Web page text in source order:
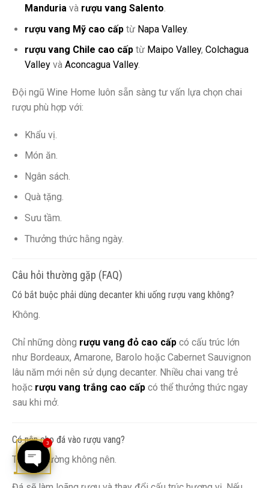
Manduriavà rượu vang Salento.
rượu vang Mỹ cao cấptừ Napa Valley.
rượu vang Chile cao cấptừ Maipo Valley, Colchagua
Valleyvà Aconcagua Valley.
Đội ngũ Wine Home luôn sẵn sàng tư vấn lựa chọn chai
rượu phù hợp với:
Khẩu vị.
Món ăn.
Ngân sách.
Quà tặng.
Sưu tầm.
Thưởng thức hằng ngày.
Câu hỏi thường gặp (FAQ)
Có bắt buộc phải dùng decanter khi uống rượu vang không?
Không.
Chỉ những dòng rượu vang đỏ cao cấp có cấu trúc lớn
như Bordeaux, Amarone, Barolo hoặc Cabernet Sauvignon
lâu năm mới nên sử dụng decanter. Nhiều chai vang trẻ
hoặc rượu vang trắng cao cấp có thể thưởng thức ngay
sau khi mở.
Có nên cho đá vào rượu vang?
Thông thường không nên.
OPEN
3